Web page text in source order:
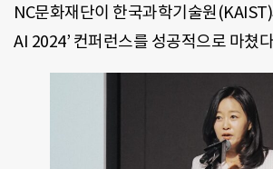
NC문화재단이 한국과학기술원
AI 2024’ 컨퍼런스를 성공적으로 마쳤